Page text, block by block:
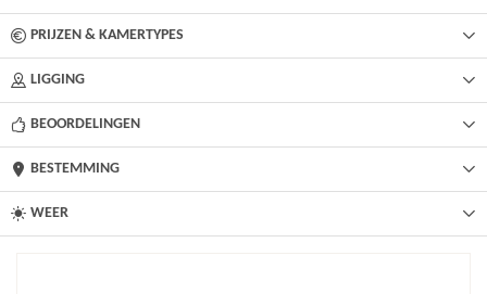
PRIJZEN & KAMERTYPES
LIGGING
BEOORDELINGEN
BESTEMMING
WEER